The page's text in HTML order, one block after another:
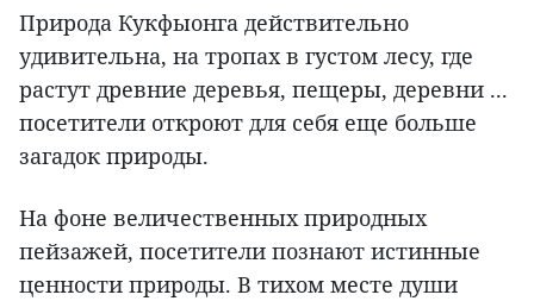
Природа Кукфыонга действительно
удивительна, на тропах в густом лесу, где
растут древние деревья, пещеры, деревни ...
посетители откроют для себя еще больше
загадок природы.
На фоне величественных природных
пейзажей, посетители познают истинные
ценности природы. В тихом месте души